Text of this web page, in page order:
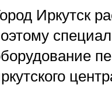
Иркутск